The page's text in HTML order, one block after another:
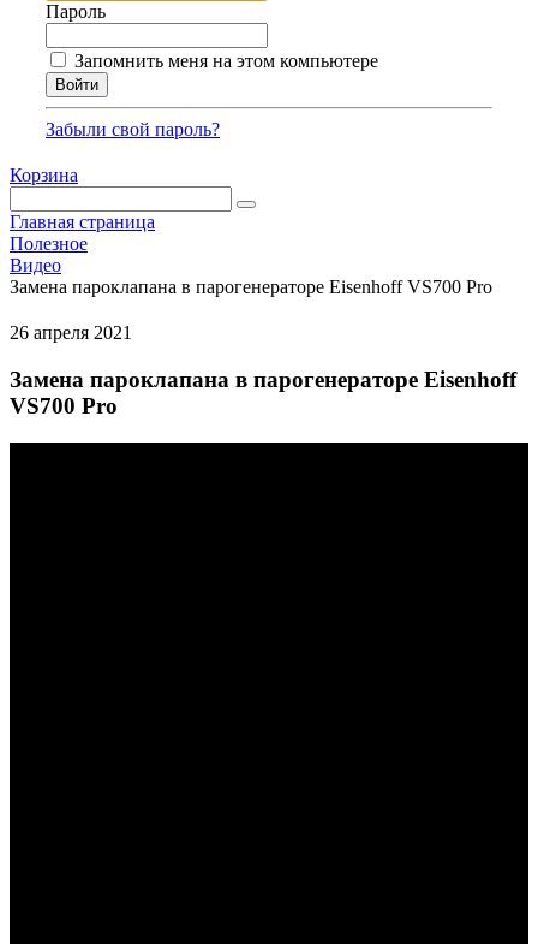
Пароль
Запомнить меня на этом компьютере
Забыли свой пароль?
Корзина
Главная страница
Полезное
Видео
Замена пароклапана в парогенераторе Eisenhoff VS700 Pro
26 апреля 2021
Замена пароклапана в парогенераторе Eisenhoff
VS700 Pro